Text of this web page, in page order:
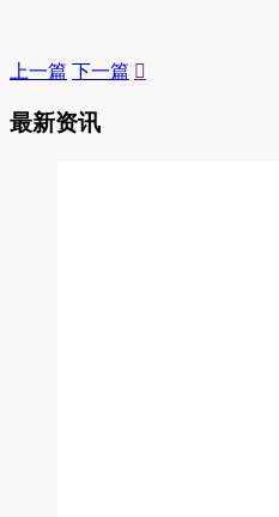
上一篇 下一篇 
最新资讯